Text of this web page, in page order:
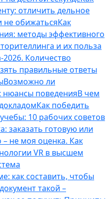
отличить дельное
не обижатьсяКак
методы эффективного
и их польза
Количество
правильные ответы
Возможно ли
нюансы поведенияВ чем
Как победить
10 рабочих советов
заказать готовую или
– не моя оценка. Как
VR в высшем
как составить, чтобы
такой –